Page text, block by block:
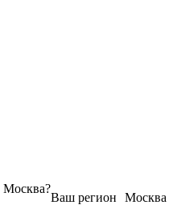
Москва
Ваш регион
Москва?